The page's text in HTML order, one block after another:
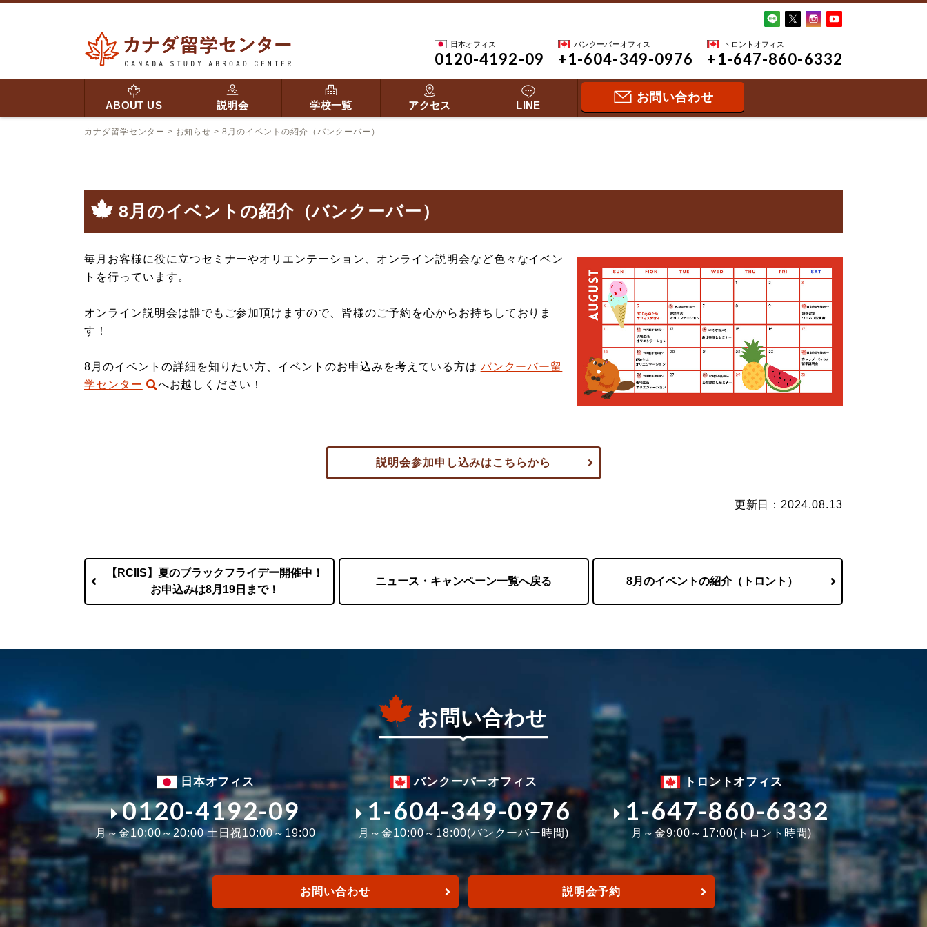
日本オフィス
0120-4192-09
バンクーバーオフィス
+1-604-349-0976
トロントオフィス
+1-647-860-6332
ABOUT US 説明会 学校一覧 アクセス LINE
お問い合わせ
カナダ留学センター > お知らせ >8月のイベントの紹介（バンクーバー）
8月のイベントの紹介（バンクーバー）
毎月お客様に役に立つセミナーやオリエンテーション、オンライン説明会など色々なイベン
トを行っています。
オンライン説明会は誰でもご参加頂けますので、皆様のご予約を心からお持ちしておりま
す！
8月のイベントの詳細を知りたい方、イベントのお申込みを考えている方は バンクーバー留
学センター
へお越しください！
説明会参加申し込みはこちらから
更新日：2024.08.13
【RCIIS】夏のブラックフライデー開催中！
お申込みは8月19日まで！
ニュース・キャンペーン一覧へ戻る 8月のイベントの紹介（トロント）
お問い合わせ
日本オフィス
0120-4192-09
月～金10:00～20:00 土日祝10:00～19:00
バンクーバーオフィス
1-604-349-0976
月～金10:00～18:00(バンクーバー時間)
トロントオフィス
1-647-860-6332
月～金9:00～17:00(トロント時間)
お問い合わせ 説明会予約